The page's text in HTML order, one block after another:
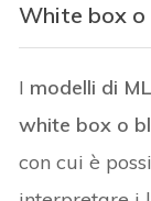
White box o
I modelli di
white box o
con cui è